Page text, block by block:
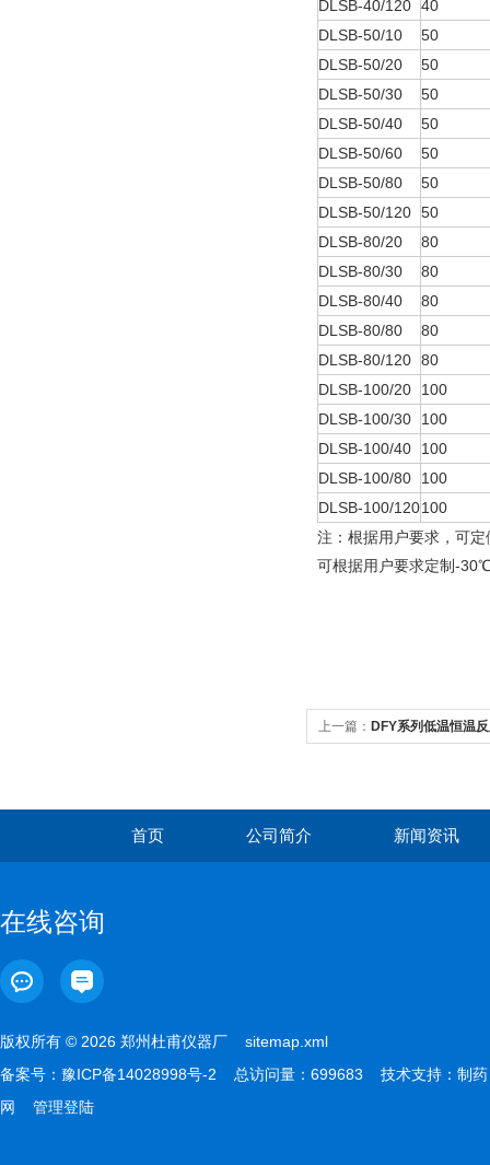
DLSB-40/120 40
DLSB-50/10
50
DLSB-50/20
50
DLSB-50/30
50
DLSB-50/40
50
DLSB-50/60
50
DLSB-50/80
50
DLSB-50/120 50
DLSB-80/20
80
DLSB-80/30
80
DLSB-80/40
80
DLSB-80/80
80
DLSB-80/120 80
DLSB-100/20
100
DLSB-100/30
100
DLSB-100/40
100
DLSB-100/80
100
DLSB-100/120100
注：根据用户要求，可
可根据用户要求定制-
上一篇： DFY系列低温恒温
首页 公司简介 新闻资讯
在线咨询
版权所有 © 2026 郑州杜甫仪器厂 sitemap.xml
备案号： 豫ICP备14028998号-2 总访问量：699683 技术支持： 制药
网
管理登陆